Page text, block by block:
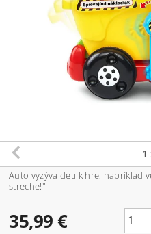
1
Auto vyzýva deti k hre, napríklad
streche!"
35,99 €